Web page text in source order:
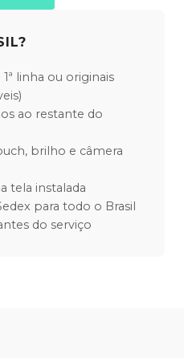
linha ou originais
ao restante do
brilho e câmera
tela instalada
para todo o Brasil
do serviço